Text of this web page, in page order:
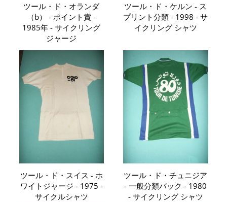
ツール・ド・オランダ
（b） - ポイント賞 -
1985年 - サイクリング
ジャージ
ツール・ド・ケルン - ス
プリント分類 - 1998 - サ
イクリング シャツ
ツール・ド・スイス - ホ
ワイトジャージ - 1975 -
サイクルシャツ
ツール・ド・チュニジア
- 一般分類バック - 1980
- サイクリング シャツ